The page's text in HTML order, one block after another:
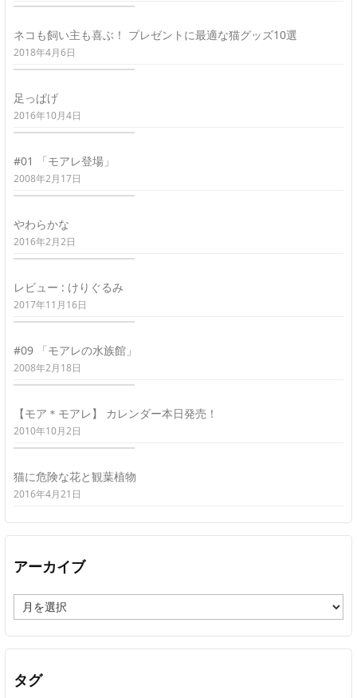
ネコも飼い主も喜ぶ！ プレゼントに最適な猫グッズ10選
2018年4月6日
足っぱげ
2016年10月4日
#01 「モアレ登場」
2008年2月17日
やわらかな
2016年2月2日
レビュー : けりぐるみ
2017年11月16日
#09 「モアレの水族館」
2008年2月18日
【モア＊モアレ】 カレンダー本日発売！
2010年10月2日
猫に危険な花と観葉植物
2016年4月21日
アーカイブ
ー
カ
イ
タグ